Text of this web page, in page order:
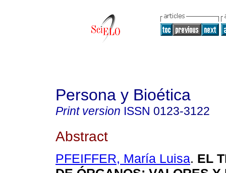
Persona y Bioética
Print version ISSN 0123-3122
Abstract
PFEIFFER, María Luisa. EL